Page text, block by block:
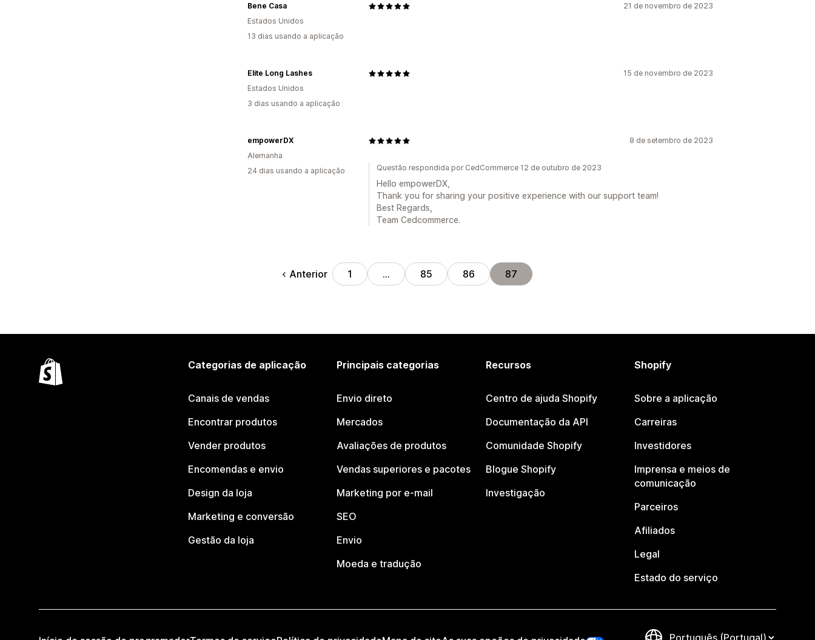
21 de novembro de 2023
Bene Casa
Estados Unidos
13 dias usando a aplicação
15 de novembro de 2023
Elite Long Lashes
Estados Unidos
3 dias usando a aplicação
8 de setembro de 2023
empowerDX
Alemanha
24 dias usando a aplicação
Questão respondida por CedCommerce 12 de outubro de 2023
Hello empowerDX,
Thank you for sharing your positive experience with our support team!
Best Regards,
Team Cedcommerce.
Anterior 1 … 85 86 87
Categorias de aplicação
Canais de vendas
Encontrar produtos
Vender produtos
Encomendas e envio
Design da loja
Marketing e conversão
Gestão da loja
Principais categorias
Envio direto
Mercados
Avaliações de produtos
Vendas superiores e pacotes
Marketing por e-mail
SEO
Envio
Moeda e tradução
Recursos
Centro de ajuda Shopify
Documentação da API
Comunidade Shopify
Blogue Shopify
Investigação
Shopify
Sobre a aplicação
Carreiras
Investidores
Imprensa e meios de
comunicação
Parceiros
Afiliados
Legal
Estado do serviço